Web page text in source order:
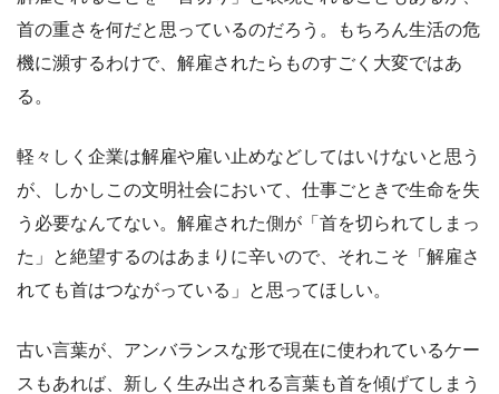
首の重さを何だと思っているのだろう。もちろん生活の危
機に瀕するわけで、解雇されたらものすごく大変ではあ
る。
軽々しく企業は解雇や雇い止めなどしてはいけないと思う
が、しかしこの文明社会において、仕事ごときで生命を失
う必要なんてない。解雇された側が「首を切られてしまっ
た」と絶望するのはあまりに辛いので、それこそ「解雇さ
れても首はつながっている」と思ってほしい。
古い言葉が、アンバランスな形で現在に使われているケー
スもあれば、新しく生み出される言葉も首を傾げてしまう